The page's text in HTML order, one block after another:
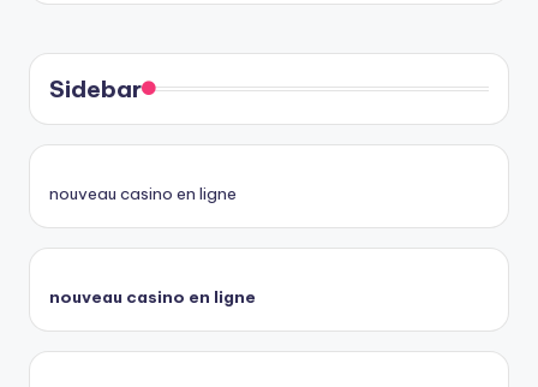
Sidebar
nouveau casino en ligne
nouveau casino en ligne